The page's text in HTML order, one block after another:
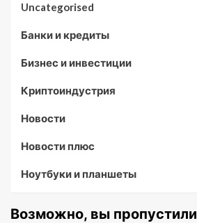
Uncategorised
Банки и кредиты
Бизнес и инвестиции
Криптоиндустрия
Новости
Новости плюс
Ноутбуки и планшеты
Возможно, вы пропустили